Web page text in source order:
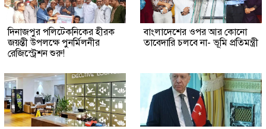
দিনাজপুর পলিটেকনিকের হীরক
জয়ন্তী উপলক্ষে পুনর্মিলনীর
রেজিস্ট্রেশন শুরু!
বাংলাদেশের ওপর আর কোনো
তাবেদারি চলবে না- ভূমি প্রতিমন্ত্রী